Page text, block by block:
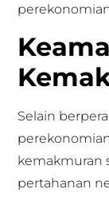
Selain
kemakmuran
pertahanan